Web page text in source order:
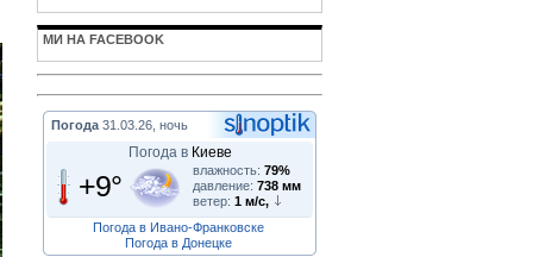
МИ НА FACEBOOK
Погода 31.03.26, ночь
Погода в Киеве
+9° влажность: 79%
давление: 738 мм
ветер: 1 м/с,
Погода в Ивано-Франковске
Погода в Донецке